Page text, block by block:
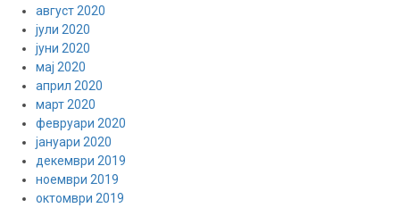
август 2020
јули 2020
јуни 2020
мај 2020
април 2020
март 2020
февруари 2020
јануари 2020
декември 2019
ноември 2019
октомври 2019